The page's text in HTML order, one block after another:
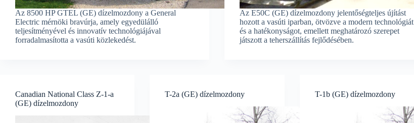
Az 8500 HP GTEL (GE) dízelmozdony a General
Electric mérnöki bravúrja, amely egyedülálló
teljesítményével és innovatív technológiájával
forradalmasította a vasúti közlekedést.
Az E50C (GE) dízelmozdony jelentőségteljes újítást
hozott a vasúti iparban, ötvözve a modern technológiát
és a hatékonyságot, emellett meghatározó szerepet
játszott a teherszállítás fejlődésében.
Canadian National Class Z-1-a
(GE) dízelmozdony
T-2a (GE) dízelmozdony T-1b (GE) dízelmozdony